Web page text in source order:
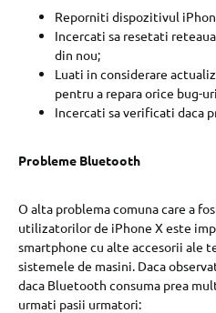
Reporniti dispozitivul
Incercati sa resetati
din nou;
Luati in considerare
pentru a repara orice bug-
Incercati sa verificati daca
Probleme Bluetooth
O alta problema comuna care a
utilizatorilor de iPhone X este
smartphone cu alte accesorii ale
sistemele de masini. Daca
daca Bluetooth consuma prea
urmati pasii urmatori: